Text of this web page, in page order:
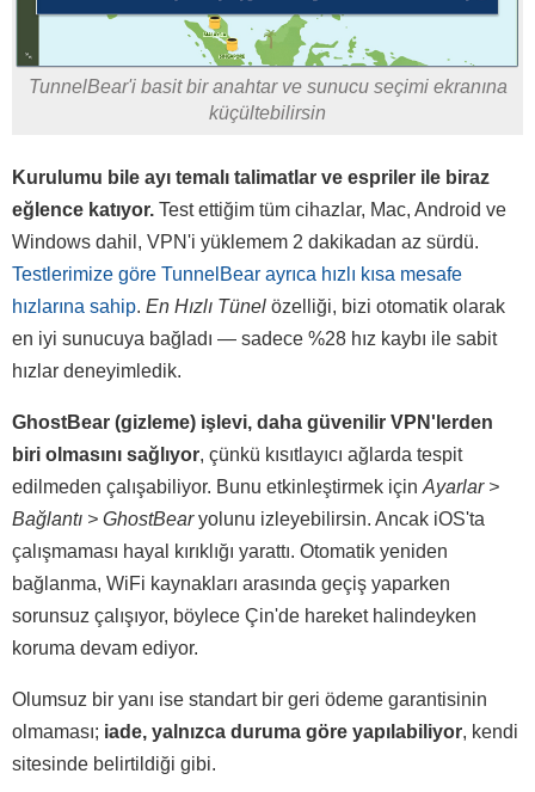
TunnelBear'i basit bir anahtar ve sunucu seçimi ekranına
küçültebilirsin
Kurulumu bile ayı temalı talimatlar ve espriler ile biraz
eğlence katıyor. Test ettiğim tüm cihazlar, Mac, Android ve
Windows dahil, VPN'i yüklemem 2 dakikadan az sürdü.
Testlerimize göre TunnelBear ayrıca hızlı kısa mesafe
hızlarına sahip. En Hızlı Tünel özelliği, bizi otomatik olarak
en iyi sunucuya bağladı — sadece %28 hız kaybı ile sabit
hızlar deneyimledik.
GhostBear (gizleme) işlevi, daha güvenilir VPN'lerden
biri olmasını sağlıyor, çünkü kısıtlayıcı ağlarda tespit
edilmeden çalışabiliyor. Bunu etkinleştirmek için Ayarlar >
Bağlantı > GhostBearyolunu izleyebilirsin. Ancak iOS'ta
çalışmaması hayal kırıklığı yarattı. Otomatik yeniden
bağlanma, WiFi kaynakları arasında geçiş yaparken
sorunsuz çalışıyor, böylece Çin'de hareket halindeyken
koruma devam ediyor.
Olumsuz bir yanı ise standart bir geri ödeme garantisinin
olmaması; iade, yalnızca duruma göre yapılabiliyor, kendi
sitesinde belirtildiği gibi.